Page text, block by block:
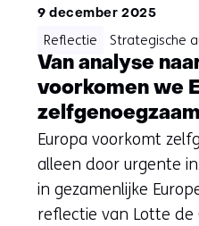
9 december 2025
Van analyse
voorkomen we
Europa voorkomt
alleen door urgente
in gezamenlijke
reflectie van Lotte de
Reflectie Strategische